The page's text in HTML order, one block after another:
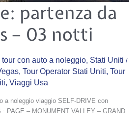
partenza da
– 03 notti
con auto a noleggio, Stati Uniti /
, Tour Operator Stati Uniti, Tour
, Viaggi Usa
a noleggio viaggio SELF-DRIVE con
PAGE – MONUMENT VALLEY – GRAND